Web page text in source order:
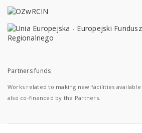
Partners funds
Works related to making new facilities
also co-financed by the Partners.